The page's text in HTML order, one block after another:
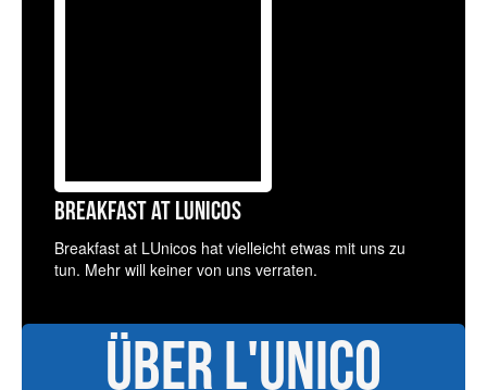
Breakfast at LUnicos
Breakfast at LUnicos hat vielleicht etwas mit uns zu
tun. Mehr will keiner von uns verraten.
Über L'UniCo